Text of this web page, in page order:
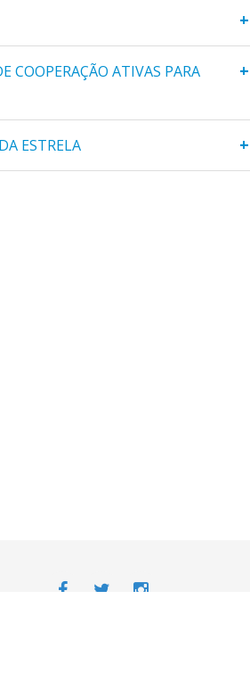
+
+
COOPERAÇÃO ATIVAS PARA
+
ESTRELA